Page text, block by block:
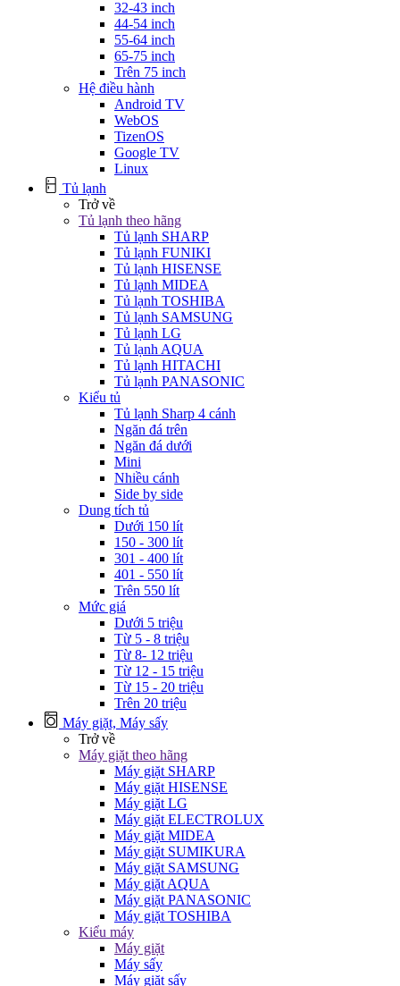
32-43 inch
44-54 inch
55-64 inch
65-75 inch
Trên 75 inch
Hệ điều hành
Android TV
WebOS
TizenOS
Google TV
Linux
Tủ lạnh
Trở về
Tủ lạnh theo hãng
Tủ lạnh SHARP
Tủ lạnh FUNIKI
Tủ lạnh HISENSE
Tủ lạnh MIDEA
Tủ lạnh TOSHIBA
Tủ lạnh SAMSUNG
Tủ lạnh LG
Tủ lạnh AQUA
Tủ lạnh HITACHI
Tủ lạnh PANASONIC
Kiểu tủ
Tủ lạnh Sharp 4 cánh
Ngăn đá trên
Ngăn đá dưới
Mini
Nhiều cánh
Side by side
Dung tích tủ
Dưới 150 lít
150 - 300 lít
301 - 400 lít
401 - 550 lít
Trên 550 lít
Mức giá
Dưới 5 triệu
Từ 5 - 8 triệu
Từ 8- 12 triệu
Từ 12 - 15 triệu
Từ 15 - 20 triệu
Trên 20 triệu
Máy giặt, Máy sấy
Trở về
Máy giặt theo hãng
Máy giặt SHARP
Máy giặt HISENSE
Máy giặt LG
Máy giặt ELECTROLUX
Máy giặt MIDEA
Máy giặt SUMIKURA
Máy giặt SAMSUNG
Máy giặt AQUA
Máy giặt PANASONIC
Máy giặt TOSHIBA
Kiểu máy
Máy giặt
Máy sấy
Máy giặt sấy